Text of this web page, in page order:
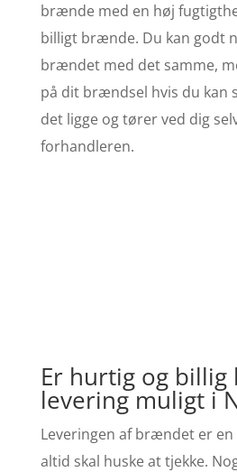
brænde med en høj
billigt brænde. Du kan godt
brændet med det samme,
på dit brændsel hvis du kan
det ligge og tører ved dig
forhandleren.
Er hurtig og
levering muligt i
Leveringen af brændet er
altid skal huske at tjekke.